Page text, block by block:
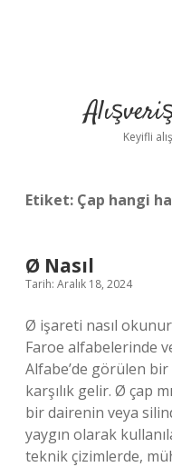
Keyifli
Etiket: Çap hangi
Ø Nasıl
Tarih: Aralık 18, 2024
Ø işareti nasıl
Faroe alfabelerinde
Alfabe’de görülen
karşılık gelir. Ø çap
bir dairenin veya
yaygın olarak
teknik çizimlerde,